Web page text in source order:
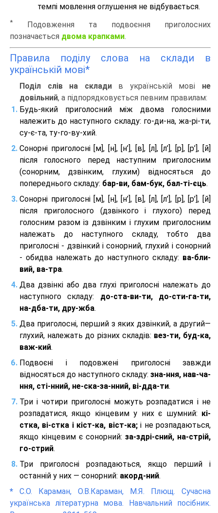
темпі мовлення оглушення не відбувається.
*
Подовження та подвоєння приголосних
позначається двома крапками.
Правила поділу слова на склади в
українській мові*
Поділ слів на складив українській мові не
довільний, а підпорядковується певним правилам:
Будь-який приголосний між двома голосними
належить до наступного складу: го-ди-на, жа-рі-ти,
су-є-та, ту-го-ву-хий.
Сонорні приголосні [м], [н], [н’], [в], [л], [л’], [р], [р’], [й]
після голосного перед наступним приголосним
(сонорним, дзвінким, глухим) відносяться до
попереднього складу: бар-ви, бам-бук, бал-ті-єць.
Сонорні приголосні [м], [н], [н’], [в], [л], [л’], [р], [р’], [й]
після приголосного (дзвінкого і глухого) перед
голосним разом із дзвінким і глухим приголосним
належать до наступного складу, тобто два
приголосні - дзвінкий і сонорний, глухий і сонорний
- обидва належать до наступного складу: ва-бли-
вий, ва-тра.
Два дзвінкі або два глухі приголосні належать до
наступного складу: до-ста-ви-ти, до-сти-га-ти,
на-дба-ти, дру-жба.
Два приголосні, перший з яких дзвінкий, а другий—
глухий, належать до різних складів: вез-ти, буд-ка,
важ-кий.
Подвоєні і подовжені приголосні завжди
відносяться до наступного складу: зна-ння, нав-ча-
ння, сті-нний, не-ска-за-нний, ві-дда-ти.
Три і чотири приголосні можуть розпадатися і не
розпадатися, якщо кінцевим у них є шумний: кі-
стка, ві-стка і кіст-ка, віст-ка;і не розпадаються,
якщо кінцевим є сонорний: за-здрі-сний, на-стрій,
го-стрий.
Три приголосні розпадаються, якщо перший і
останній у них — сонорний: акорд-ний.
* С.О. Караман, О.В.Караман, М.Я. Плющ. Сучасна
українська літературна мова. Навчальний посібник.